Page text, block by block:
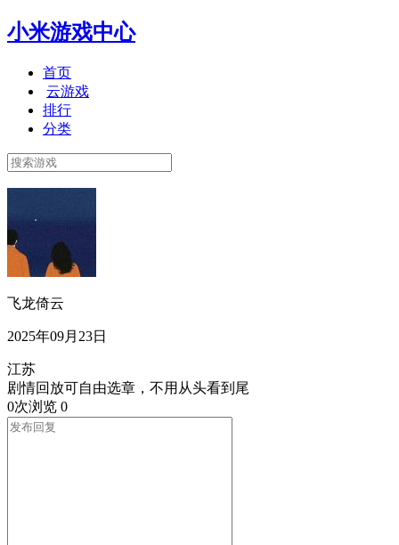
小米游戏中心
首页
云游戏
排行
分类
飞龙倚云
2025年09月23日
江苏
剧情回放可自由选章，不用从头看到尾
0次浏览 0